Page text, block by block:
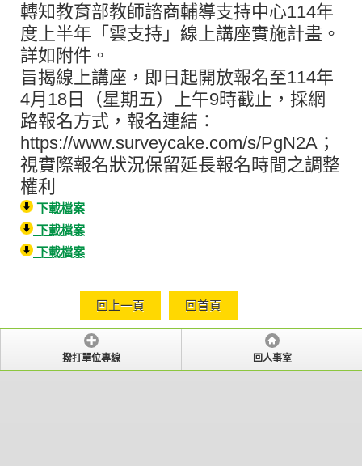
轉知教育部教師諮商輔導支持中心114年
度上半年「雲支持」線上講座實施計畫。
詳如附件。
旨揭線上講座，即日起開放報名至114年
4月18日（星期五）上午9時截止，採網
路報名方式，報名連結：
https://www.surveycake.com/s/PgN2A；
視實際報名狀況保留延長報名時間之調整
權利
下載檔案
下載檔案
下載檔案
回上一頁 回首頁
撥打單位專線 回人事室